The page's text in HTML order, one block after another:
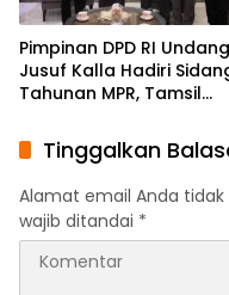
Pimpinan DPD RI Undang
Jusuf Kalla Hadiri
Tahunan MPR, Tamsil
Membangun Solidaritas
Kepemimpinan Bangsa
Tinggalkan
Alamat email Anda tidak
wajib ditandai *